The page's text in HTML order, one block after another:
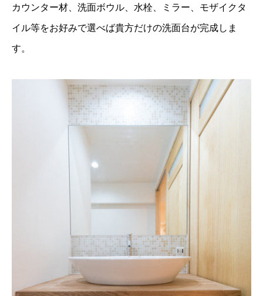
カウンター材、洗面ボウル、水栓、ミラー、モザイクタ
イル等をお好みで選べば貴方だけの洗面台が完成しま
す。